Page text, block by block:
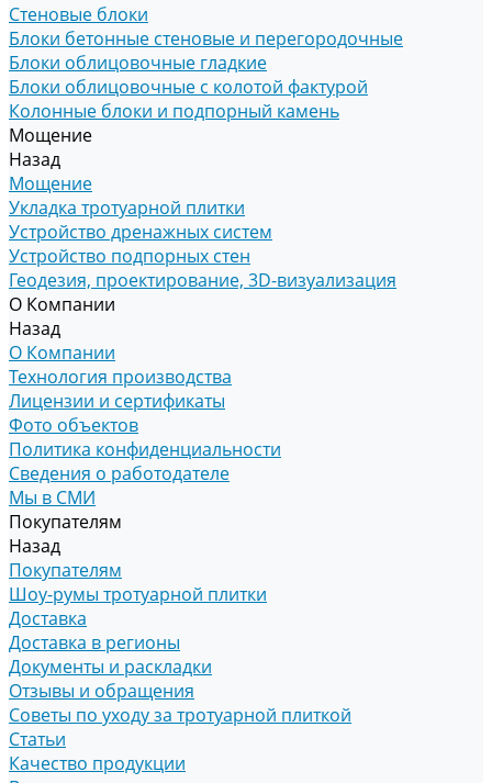
Стеновые блоки
Блоки бетонные стеновые и перегородочные
Блоки облицовочные гладкие
Блоки облицовочные с колотой фактурой
Колонные блоки и подпорный камень
Мощение
Назад
Мощение
Укладка тротуарной плитки
Устройство дренажных систем
Устройство подпорных стен
Геодезия, проектирование, 3D-визуализация
О Компании
Назад
О Компании
Технология производства
Лицензии и сертификаты
Фото объектов
Политика конфиденциальности
Сведения о работодателе
Мы в СМИ
Покупателям
Назад
Покупателям
Шоу-румы тротуарной плитки
Доставка
Доставка в регионы
Документы и раскладки
Отзывы и обращения
Советы по уходу за тротуарной плиткой
Статьи
Качество продукции